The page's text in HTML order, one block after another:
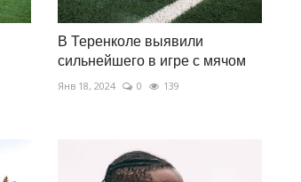
В Теренколе выявили
сильнейшего в игре с мячом
Янв 18, 2024 0 139